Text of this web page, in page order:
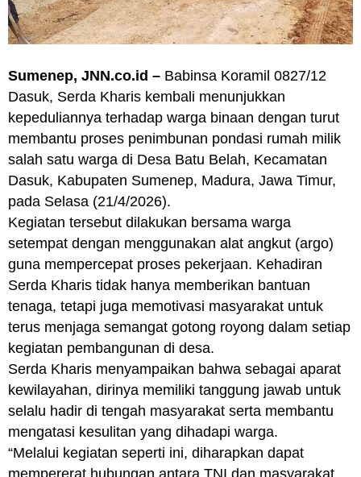
Sumenep, JNN.co.id – Babinsa Koramil 0827/12
Dasuk, Serda Kharis kembali menunjukkan
kepeduliannya terhadap warga binaan dengan turut
membantu proses penimbunan pondasi rumah milik
salah satu warga di Desa Batu Belah, Kecamatan
Dasuk, Kabupaten Sumenep, Madura, Jawa Timur,
pada Selasa (21/4/2026).
Kegiatan tersebut dilakukan bersama warga
setempat dengan menggunakan alat angkut (argo)
guna mempercepat proses pekerjaan. Kehadiran
Serda Kharis tidak hanya memberikan bantuan
tenaga, tetapi juga memotivasi masyarakat untuk
terus menjaga semangat gotong royong dalam setiap
kegiatan pembangunan di desa.
Serda Kharis menyampaikan bahwa sebagai aparat
kewilayahan, dirinya memiliki tanggung jawab untuk
selalu hadir di tengah masyarakat serta membantu
mengatasi kesulitan yang dihadapi warga.
“Melalui kegiatan seperti ini, diharapkan dapat